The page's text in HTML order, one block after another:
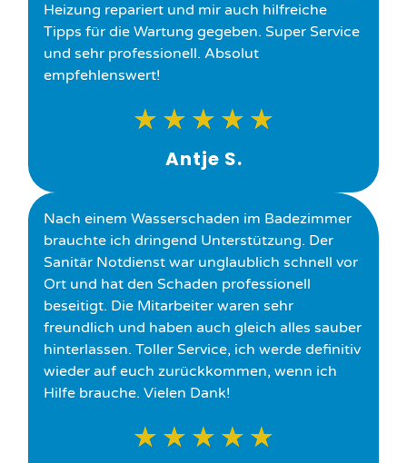
Heizung repariert und mir auch hilfreiche
Tipps für die Wartung gegeben. Super Service
und sehr professionell. Absolut
empfehlenswert!
★ ★ ★ ★ ★
Antje S.
Nach einem Wasserschaden im Badezimmer
brauchte ich dringend Unterstützung. Der
Sanitär Notdienst war unglaublich schnell vor
Ort und hat den Schaden professionell
beseitigt. Die Mitarbeiter waren sehr
freundlich und haben auch gleich alles sauber
hinterlassen. Toller Service, ich werde definitiv
wieder auf euch zurückkommen, wenn ich
Hilfe brauche. Vielen Dank!
★ ★ ★ ★ ★